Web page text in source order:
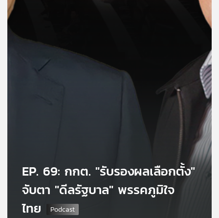
บทความ
EP. 69: กกต. "รับรองผลเลือกตั้ง"
จับตา "ดีลรัฐบาล" พรรคภูมิใจ
ไทย